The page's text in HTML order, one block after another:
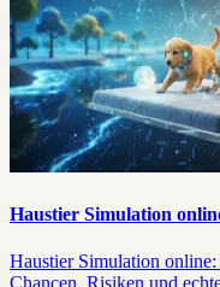
Haustier Simulation
Haustier Simulation
Chancen, Risiken und